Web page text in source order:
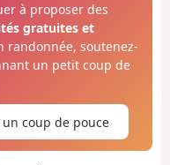
à proposer des
gratuites et
randonnée, soutenez-
un petit coup de
un coup de pouce